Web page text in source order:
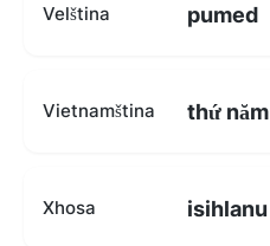
Velština pumed
Vietnamština thứ năm
Xhosa isihlanu